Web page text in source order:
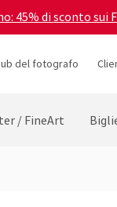
45% di sconto
del fotografo
/ FineArt